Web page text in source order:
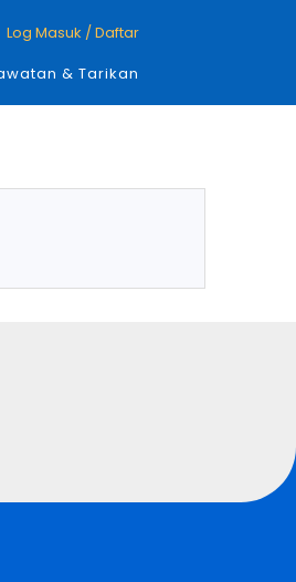
Log Masuk / Daftar
& Tarikan